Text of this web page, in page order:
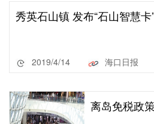
秀英石山镇 发布“石山智慧卡
2019/4/14 海口日报
离岛免税政